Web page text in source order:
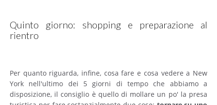
Quinto giorno: shopping e preparazione al
rientro
Per quanto riguarda, infine, cosa fare e cosa vedere a New
York nell'ultimo dei 5 giorni di tempo che abbiamo a
disposizione, il consiglio è quello di mollare un po' la presa